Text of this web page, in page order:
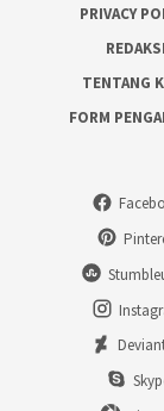
PRIVACY
REDAKSI
TENTANG
FORM